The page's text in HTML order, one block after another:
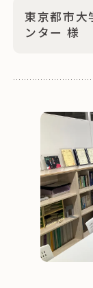
東京都市
ンター 様